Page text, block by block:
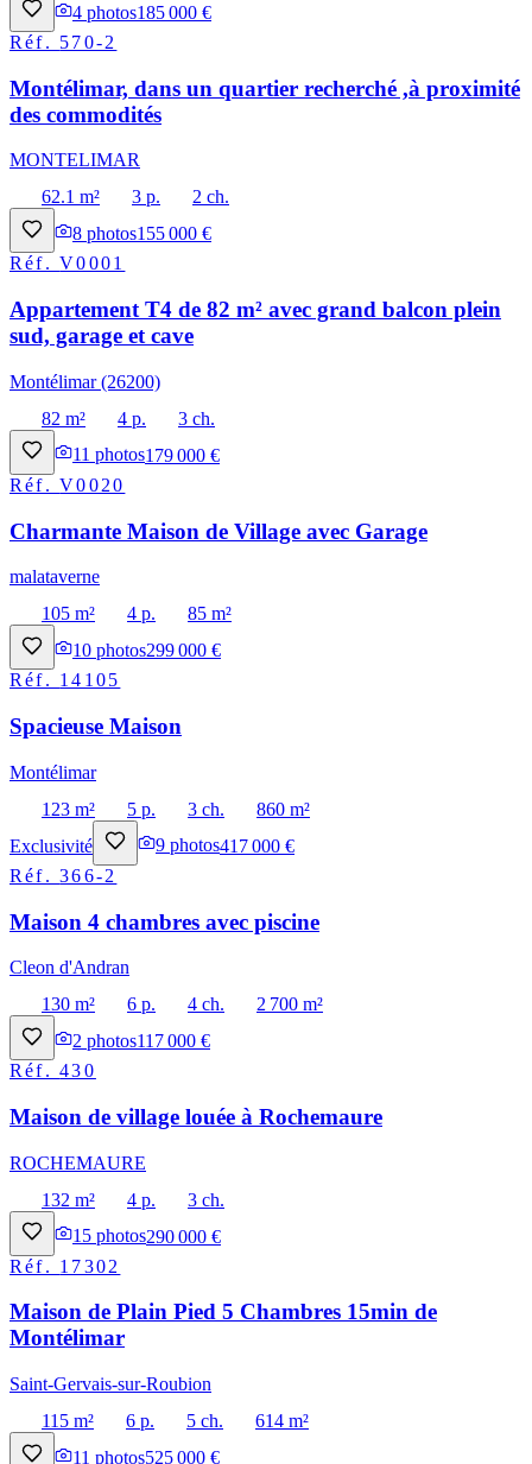
4 photos185 000 €
Réf. 570-2
Montélimar, dans un quartier recherché ,à proximité
des commodités
MONTELIMAR
62.1 m²
3 p.
2 ch.
8 photos155 000 €
Réf.V0001
Appartement T4 de 82 m² avec grand balcon plein
sud, garage et cave
Montélimar (26200)
82 m²
4 p.
3 ch.
11 photos179 000 €
Réf.V0020
Charmante Maison de Village avec Garage
malataverne
105 m²
4 p.
85 m²
10 photos299 000 €
Réf. 14105
Spacieuse Maison
Montélimar
123 m²
5 p. 3 ch.
860 m²
Exclusivité
9 photos417 000 €
Réf.366-2
Maison 4 chambres avec piscine
Cleon d'Andran
130 m²
6 p. 4 ch.
2 700 m²
2 photos117 000 €
Réf.430
Maison de village louée à Rochemaure
ROCHEMAURE
132 m²
4 p.
3 ch.
15 photos290 000 €
Réf. 17302
Maison de Plain Pied 5 Chambres 15min de
Montélimar
Saint-Gervais-sur-Roubion
115 m²
6 p. 5 ch.
614 m²
11 photos525 000 €